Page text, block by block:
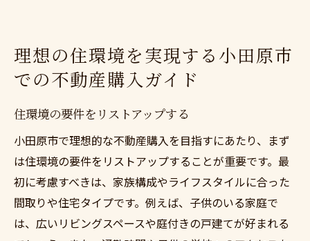
理想の住環境を実現する小田原市
での不動産購入ガイド
住環境の要件をリストアップする
小田原市で理想的な不動産購入を目指すにあたり、まず
は住環境の要件をリストアップすることが重要です。最
初に考慮すべきは、家族構成やライフスタイルに合った
間取りや住宅タイプです。例えば、子供のいる家庭で
は、広いリビングスペースや庭付きの戸建てが好まれる